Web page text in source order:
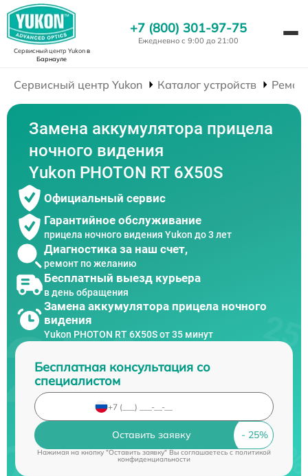
Сервисный центр Yukonв
Барнауле
+7 (800) 301-97-75
Ежедневно с 9:00 до 21:00
Сервисный центр Yukon Каталог устройств
Замена аккумулятора прицела
ночного видения
Yukon PHOTON RT 6X50S
Официальный сервис
Гарантийное обслуживание
прицела ночного видения Yukon до 3 лет
Диагностика за наш счет,
ремонт по желанию
Бесплатный выезд курьера
в день обращения
Замена аккумулятора прицела ночного
видения
Yukon PHOTON RT 6X50S от 35 минут
Бесплатная консультация со
специалистом
Оставить заявку
Нажимая на кнопку "Оставить заявку" Вы соглашаетесь cполитикой
конфиденциальности